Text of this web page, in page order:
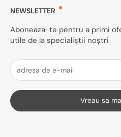
NEWSLETTER
Aboneaza-te pentru a primi
utile de la specialiștii noștri
Vreau sa